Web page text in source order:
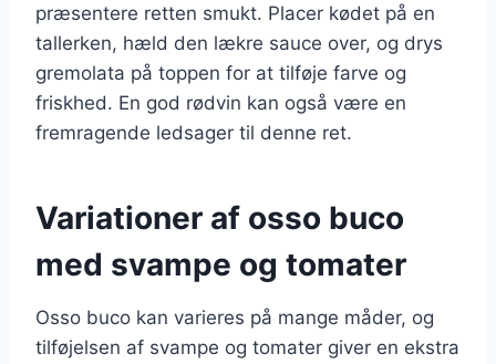
præsentere retten smukt. Placer kødet på en
tallerken, hæld den lækre sauce over, og drys
gremolata på toppen for at tilføje farve og
friskhed. En god rødvin kan også være en
fremragende ledsager til denne ret.
Variationer af osso buco
med svampe og tomater
Osso buco kan varieres på mange måder, og
tilføjelsen af svampe og tomater giver en ekstra